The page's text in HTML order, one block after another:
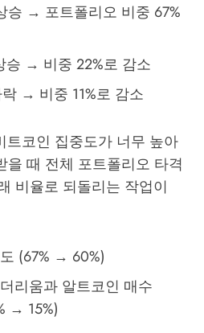
승 → 포트폴리오 비중 67%
승 → 비중 22%로 감소
→ 비중 11%로 감소
트코인 집중도가 너무 높아
을 때 전체 포트폴리오 타격
비율로 되돌리는 작업이
(67% → 60%)
리움과 알트코인 매수
→ 15%)